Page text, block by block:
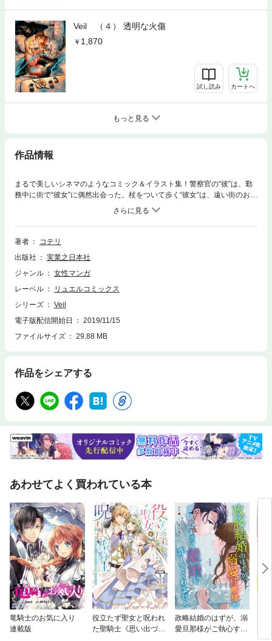
Veil （４） 透明な火傷
1,870
試し読み カートへ
もっと見る
作品情報
まるで美しいシネマのようなコミック＆イラスト集！警察官の“彼”は、勤
務中に街で“彼女”に偶然出会った。杖をついて歩く“彼女”は、遠い街のお屋
敷育ちの家出令嬢だった。仕事を探しているという“彼女”を、“彼”は警察署
の電話番として迎えることに…。そこから始まった“彼”と“彼女”の日常と、
微妙な距離感を、大人気イラストレーター・コテリが大胆かつ繊細な筆致
と小粋なセリフまわしでスタイリッシュに描くオールカラーのコミック＆
下ろし漫画とイラストを加えて再編集した第1巻。古き良き時代のヨーロ
ッパ映画を観ているような気分になる、異国の雰囲気たっぷりで、お洒落
危なっかしい。だから……目が離せない」
著者
コテリ
出版社
実業之日本社
ジャンル
女性マンガ
レーベル
リュエルコミックス
シリーズ
Veil
電子版配信開始日
2019/11/15
ファイルサイズ
29.88 MB
作品をシェアする
あわせてよく買われている本
竜騎士のお気に入り
連載版
役立たず聖女と呪われ
た聖騎士《思い出づく
政略結婚のはずが、溺
愛旦那様がご執心すぎ
ホ